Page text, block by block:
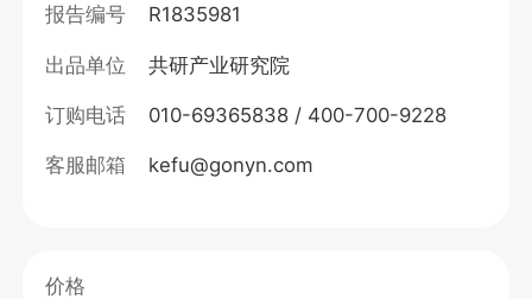
报告编号 R1835981
出品单位 共研产业研究院
订购电话 010-69365838 / 400-700-9228
客服邮箱 kefu@gonyn.com
价格